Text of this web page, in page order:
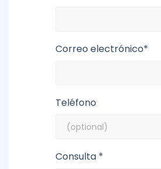
Correo electrónico*
Teléfono
Consulta *